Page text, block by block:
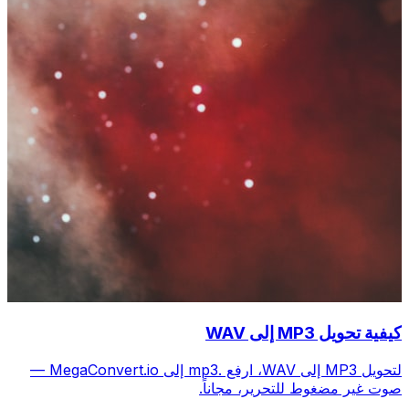
كيفية تحويل MP3 إلى WAV
لتحويل MP3 إلى WAV، ارفع .mp3 إلى MegaConvert.io —
صوت غير مضغوط للتحرير، مجاناً.